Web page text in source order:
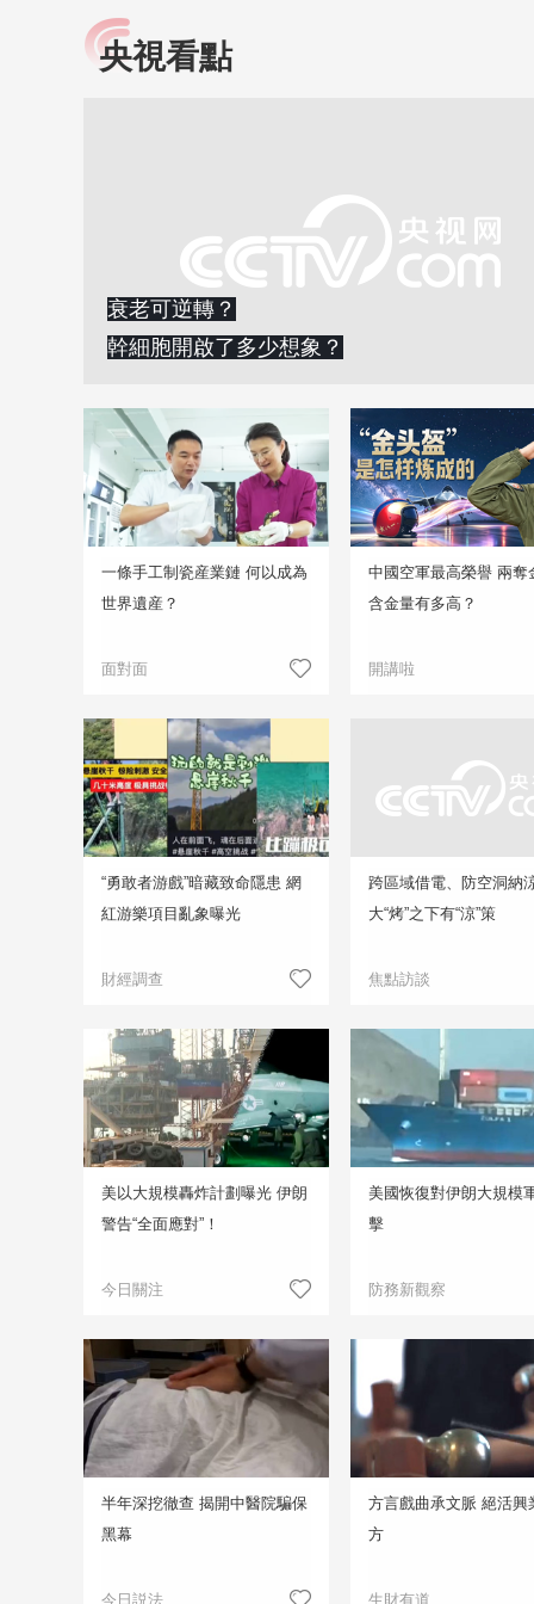
小央視頻
知識！
央視看點
衰老可逆轉？
幹細胞開啟了多少想象？
一條手工制瓷産業鏈 何以成為
世界遺産？
面對面
中國空軍最高榮譽 兩奪
含金量有多高？
開講啦
“勇敢者游戲”暗藏致命隱患 網
紅游樂項目亂象曝光
財經調查
跨區域借電、防空洞納
大“烤”之下有“涼”策
焦點訪談
美以大規模轟炸計劃曝光 伊朗
警告“全面應對”！
今日關注
美國恢復對伊朗大規模
擊
防務新觀察
半年深挖徹查 揭開中醫院騙保
黑幕
今日説法
方言戲曲承文脈 絕活興
方
生財有道